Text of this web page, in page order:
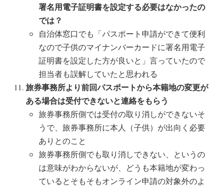
署名用電子証明書を設定する必要はなかったの
では？
自治体窓口でも「パスポート申請ができて便利
なので子供のマイナンバーカードに署名用電子
証明書を設定した方が良いと」言っていたので
担当者も誤解していたと思われる
旅券事務所より前回パスポートから本籍地の変更が
ある場合は受付できないと連絡をもらう
旅券事務所側では受付の取り消しができないそ
うで、旅券事務所に本人（子供）が出向く必要
ありとのこと
旅券事務所側でも取り消しできない、というの
は意味がわからないが、どうも本籍地が変わっ
ているとそもそもオンライン申請の対象外のよ